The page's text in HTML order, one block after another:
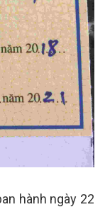
hành ngày 22